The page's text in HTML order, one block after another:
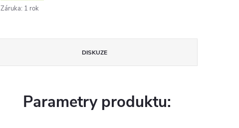
Záruka: 1 rok
DISKUZE
Parametry produktu: